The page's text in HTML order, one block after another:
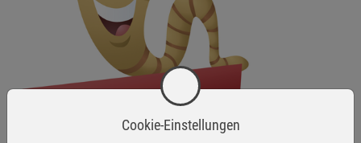
Cookie-Einstellungen